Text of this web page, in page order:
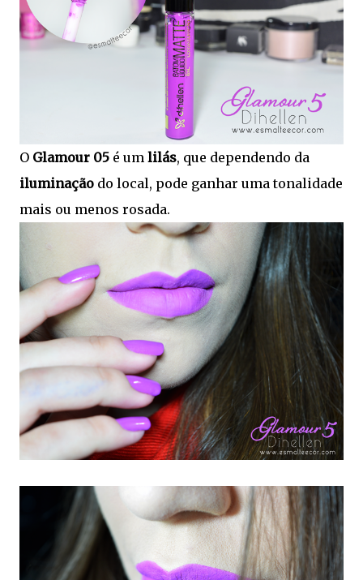
O Glamour 05 é um lilás, que dependendo da
iluminação do local, pode ganhar uma tonalidade
mais ou menos rosada.